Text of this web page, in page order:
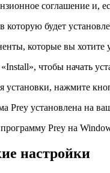
соглашение и,
которую будет
которые вы хотите
чтобы начать
установки, нажмите
Prey установлена на
Prey на
настройки